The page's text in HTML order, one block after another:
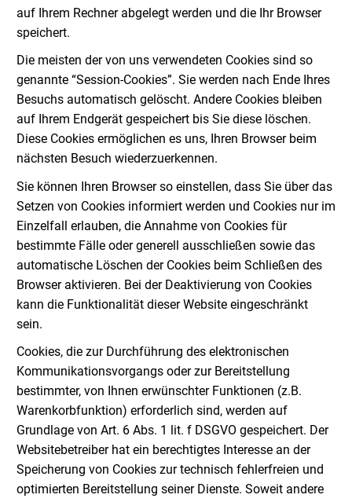
auf Ihrem Rechner abgelegt werden und die Ihr Browser
speichert.
Die meisten der von uns verwendeten Cookies sind so
genannte “Session-Cookies”. Sie werden nach Ende Ihres
Besuchs automatisch gelöscht. Andere Cookies bleiben
auf Ihrem Endgerät gespeichert bis Sie diese löschen.
Diese Cookies ermöglichen es uns, Ihren Browser beim
nächsten Besuch wiederzuerkennen.
Sie können Ihren Browser so einstellen, dass Sie über das
Setzen von Cookies informiert werden und Cookies nur im
Einzelfall erlauben, die Annahme von Cookies für
bestimmte Fälle oder generell ausschließen sowie das
automatische Löschen der Cookies beim Schließen des
Browser aktivieren. Bei der Deaktivierung von Cookies
kann die Funktionalität dieser Website eingeschränkt
sein.
Cookies, die zur Durchführung des elektronischen
Kommunikationsvorgangs oder zur Bereitstellung
bestimmter, von Ihnen erwünschter Funktionen (z.B.
Warenkorbfunktion) erforderlich sind, werden auf
Grundlage von Art. 6 Abs. 1 lit. f DSGVO gespeichert. Der
Websitebetreiber hat ein berechtigtes Interesse an der
Speicherung von Cookies zur technisch fehlerfreien und
optimierten Bereitstellung seiner Dienste. Soweit andere